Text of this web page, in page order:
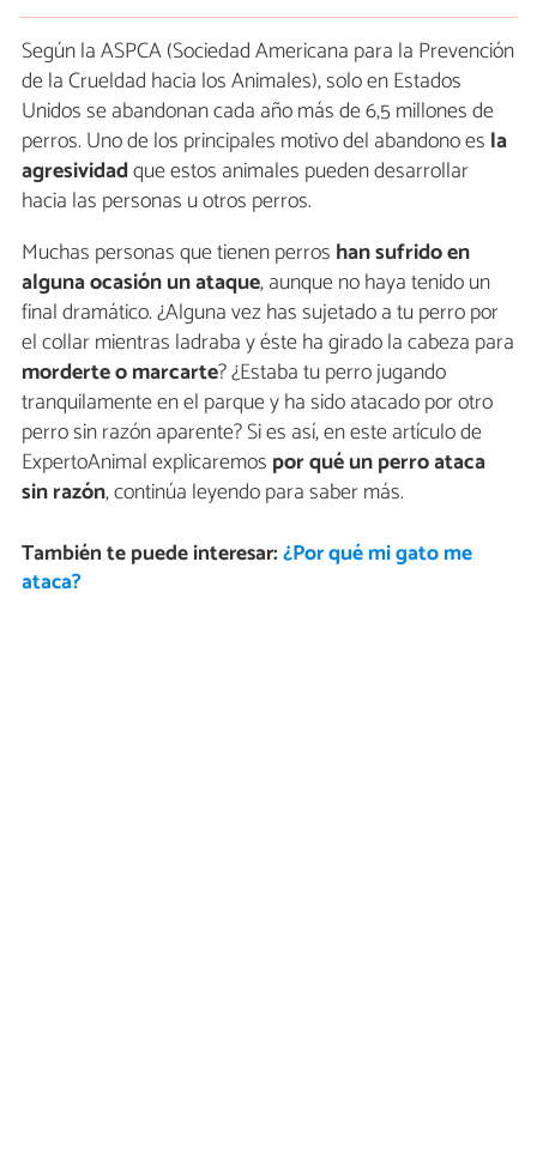
Según la ASPCA (Sociedad Americana para la Prevención
de la Crueldad hacia los Animales), solo en Estados
Unidos se abandonan cada año más de 6,5 millones de
perros. Uno de los principales motivo del abandono es la
agresividadque estos animales pueden desarrollar
hacia las personas u otros perros.
Muchas personas que tienen perros han sufrido en
alguna ocasión un ataque, aunque no haya tenido un
final dramático. ¿Alguna vez has sujetado a tu perro por
el collar mientras ladraba y éste ha girado la cabeza para
morderte o marcarte? ¿Estaba tu perro jugando
tranquilamente en el parque y ha sido atacado por otro
perro sin razón aparente? Si es así, en este artículo de
ExpertoAnimal explicaremos por qué un perro ataca
sin razón, continúa leyendo para saber más.
También te puede interesar:¿Por qué mi gato me
ataca?